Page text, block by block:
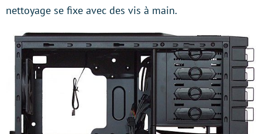
nettoyage se fixe avec des vis à main.